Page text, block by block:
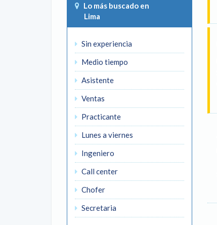
Lo más buscado en
Lima
Sin experiencia
Medio tiempo
Asistente
Ventas
Practicante
Lunes a viernes
Ingeniero
Call center
Chofer
Secretaria